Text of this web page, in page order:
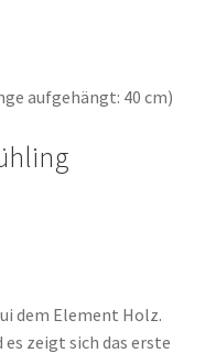
aufgehängt: 40 cm)
dem Element Holz.
zeigt sich das erste